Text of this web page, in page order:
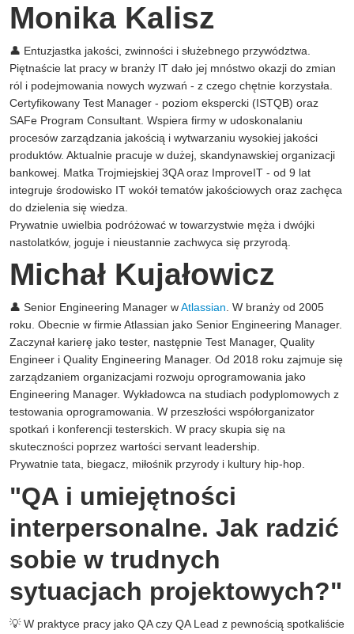
Monika Kalisz
👤 Entuzjastka jakości, zwinności i służebnego przywództwa.
Piętnaście lat pracy w branży IT dało jej mnóstwo okazji do zmian
ról i podejmowania nowych wyzwań - z czego chętnie korzystała.
Certyfikowany Test Manager - poziom ekspercki (ISTQB) oraz
SAFe Program Consultant. Wspiera firmy w udoskonalaniu
procesów zarządzania jakością i wytwarzaniu wysokiej jakości
produktów. Aktualnie pracuje w dużej, skandynawskiej organizacji
bankowej. Matka Trojmiejskiej 3QA oraz ImproveIT - od 9 lat
integruje środowisko IT wokół tematów jakościowych oraz zachęca
do dzielenia się wiedza.
Prywatnie uwielbia podróżować w towarzystwie męża i dwójki
nastolatków, joguje i nieustannie zachwyca się przyrodą.
Michał Kujałowicz
👤 Senior Engineering Manager wAtlassian. W branży od 2005
roku. Obecnie w firmie Atlassian jako Senior Engineering Manager.
Zaczynał karierę jako tester, następnie Test Manager, Quality
Engineer i Quality Engineering Manager. Od 2018 roku zajmuje się
zarządzaniem organizacjami rozwoju oprogramowania jako
Engineering Manager. Wykładowca na studiach podyplomowych z
testowania oprogramowania. W przeszłości współorganizator
spotkań i konferencji testerskich. W pracy skupia się na
skuteczności poprzez wartości servant leadership.
Prywatnie tata, biegacz, miłośnik przyrody i kultury hip-hop.
"QA i umiejętności
interpersonalne. Jak radzić
sobie w trudnych
sytuacjach projektowych?"
💡 W praktyce pracy jako QA czy QA Lead z pewnością spotkaliście